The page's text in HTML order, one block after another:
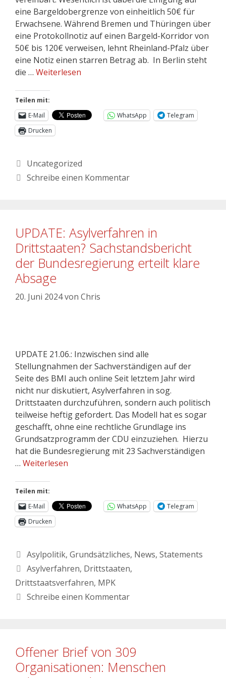
eine Bargeldobergrenze von einheitlich 50€ für
Erwachsene. Während Bremen und Thüringen über
eine Protokollnotiz auf einen Bargeld-Korridor von
50€ bis 120€ verweisen, lehnt Rheinland-Pfalz über
eine Notiz einen starren Betrag ab. In Berlin steht
die … Weiterlesen
Teilen mit:
E-Mail
WhatsApp
Telegram
Drucken
Uncategorized
Schreibe einen Kommentar
UPDATE: Asylverfahren in
Drittstaaten? Sachstandsbericht
der Bundesregierung erteilt klare
Absage
20. Juni 2024von Chris
UPDATE 21.06.: Inzwischen sind alle
Stellungnahmen der Sachverständigen auf der
Seite des BMI auch online Seit letztem Jahr wird
nicht nur diskutiert, Asylverfahren in sog.
Drittstaaten durchzuführen, sondern auch politisch
teilweise heftig gefordert. Das Modell hat es sogar
geschafft, ohne eine rechtliche Grundlage ins
Grundsatzprogramm der CDU einzuziehen. Hierzu
hat die Bundesregierung mit 23 Sachverständigen
… Weiterlesen
Teilen mit:
E-Mail
WhatsApp
Telegram
Drucken
Asylpolitik, Grundsätzliches, News, Statements
Asylverfahren, Drittstaaten,
Drittstaatsverfahren, MPK
Schreibe einen Kommentar
Offener Brief von 309
Organisationen: Menschen